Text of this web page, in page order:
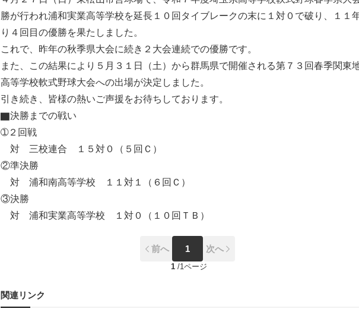
勝が行われ浦和実業高等学校を延長１０回タイブレークの末に１対０で破り、１１
り４回目の優勝を果たしました。
これで、昨年の秋季県大会に続き２大会連続での優勝です。
また、この結果により５月３１日（土）から群馬県で開催される第７３回春季関東
高等学校軟式野球大会への出場が決定しました。
引き続き、皆様の熱いご声援をお待ちしております。
▇決勝までの戦い
➀２回戦
対 三校連合 １５対０（５回Ｃ）
②準決勝
対 浦和南高等学校 １１対１（６回Ｃ）
③決勝
対 浦和実業高等学校 １対０（１０回ＴＢ）
前へ 1 次へ
1 /1ページ
関連リンク